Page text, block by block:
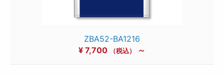
ZBA52-BA1216
¥ 7,700 （税込） ～